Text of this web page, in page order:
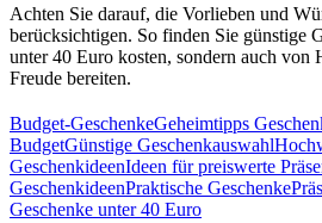
Achten Sie darauf, die Vorlieben und
berücksichtigen. So finden Sie günstige
unter 40 Euro kosten, sondern auch von
Freude bereiten.
Budget-GeschenkeGeheimtipps
BudgetGünstige Geschenkauswahl
GeschenkideenIdeen für preiswerte
GeschenkideenPraktische Geschenke
Geschenke unter 40 Euro